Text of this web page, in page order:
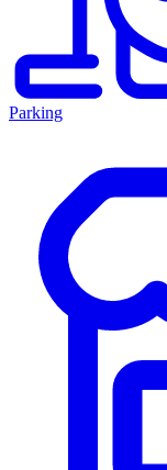
Parking